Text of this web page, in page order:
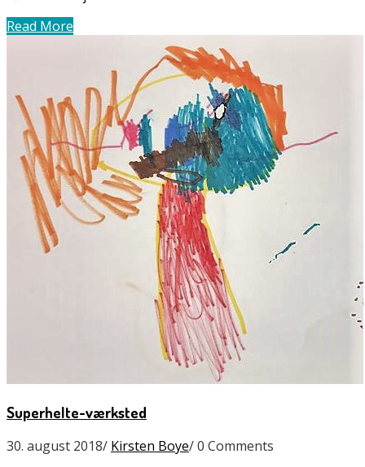
Read More
Superhelte-værksted
30. august 2018/ Kirsten Boye/0 Comments